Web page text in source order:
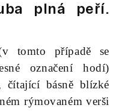
plná peří.
tomto případě se
označení hodí)
čítající básně blízké
rýmovaném verši